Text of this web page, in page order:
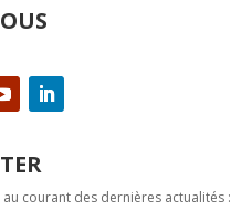
courant des dernières actualités :